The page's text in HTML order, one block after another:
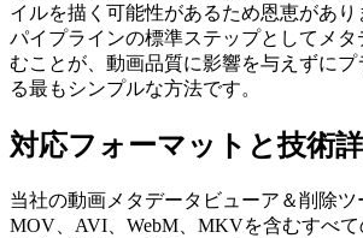
イルを描く可能性があるため恩恵があり
パイプラインの標準ステップとしてメ
むことが、動画品質に影響を与えずに
る最もシンプルな方法です。
対応フォーマットと技術
当社の動画メタデータビューア＆削除ツ
MOV、AVI、WebM、MKVを含むすべ